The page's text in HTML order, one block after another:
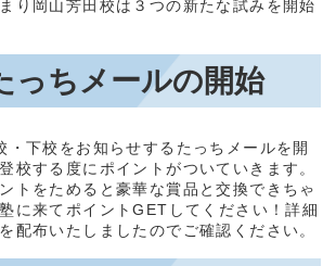
り岡山芳田校は３つの新たな試みを開始
っちメールの開始
・下校をお知らせするたっちメールを開
校する度にポイントがついていきます。
トをためると豪華な賞品と交換できちゃ
に来てポイントGETしてください！詳細
配布いたしましたのでご確認ください。